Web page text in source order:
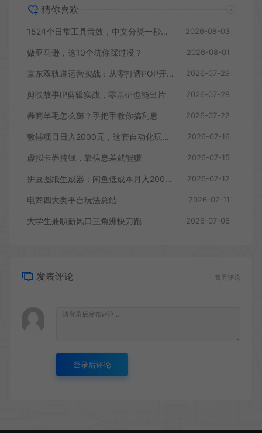
猜你喜欢
1524个日常工具音效，中文分类一秒找到 2026-08-03
做亚马逊，这10个坑你踩过没？ 2026-08-01
京东双轨道运营实战：从零打透POP开店与自营爆款 2026-07-29
剪映故事IP剪辑实战，零基础也能出片 2026-07-28
券商羊毛怎么薅？手把手教你搞利息 2026-07-22
教辅项目日入2000元，这套自动化玩法值得拆解 2026-07-16
虚拟卡券搞钱，靠信息差就能赚 2026-07-15
拼豆图纸生成器：闲鱼低成本月入2000+的小生意 2026-07-12
电商四大类平台玩法总结 2026-07-11
大学生兼职新风口三角洲快刀跑 2026-07-06
发表评论 暂无评论
登录后评论